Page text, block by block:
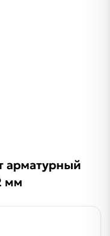
арматурный
мм